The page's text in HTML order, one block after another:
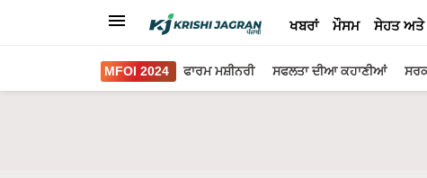
ਖਬਰਾਂ ਮੌਸਮ ਸੇਹਤ ਅਤੇ
MFOI 2024 ਫਾਰਮ ਮਸ਼ੀਨਰੀ ਸਫਲਤਾ ਦੀਆ ਕਹਾਣੀਆਂ